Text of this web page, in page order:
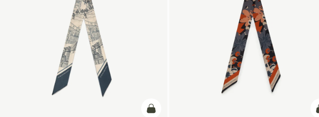
カートに追加